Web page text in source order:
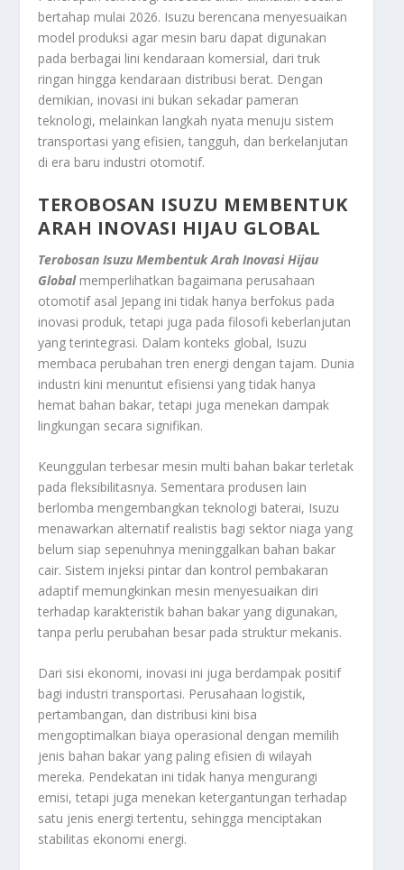
bertahap mulai 2026. Isuzu berencana menyesuaikan
model produksi agar mesin baru dapat digunakan
pada berbagai lini kendaraan komersial, dari truk
ringan hingga kendaraan distribusi berat. Dengan
demikian, inovasi ini bukan sekadar pameran
teknologi, melainkan langkah nyata menuju sistem
transportasi yang efisien, tangguh, dan berkelanjutan
di era baru industri otomotif.
TEROBOSAN ISUZU MEMBENTUK
ARAH INOVASI HIJAU GLOBAL
Terobosan Isuzu Membentuk Arah Inovasi Hijau
Globalmemperlihatkan bagaimana perusahaan
otomotif asal Jepang ini tidak hanya berfokus pada
inovasi produk, tetapi juga pada filosofi keberlanjutan
yang terintegrasi. Dalam konteks global, Isuzu
membaca perubahan tren energi dengan tajam. Dunia
industri kini menuntut efisiensi yang tidak hanya
hemat bahan bakar, tetapi juga menekan dampak
lingkungan secara signifikan.
Keunggulan terbesar mesin multi bahan bakar terletak
pada fleksibilitasnya. Sementara produsen lain
berlomba mengembangkan teknologi baterai, Isuzu
menawarkan alternatif realistis bagi sektor niaga yang
belum siap sepenuhnya meninggalkan bahan bakar
cair. Sistem injeksi pintar dan kontrol pembakaran
adaptif memungkinkan mesin menyesuaikan diri
terhadap karakteristik bahan bakar yang digunakan,
tanpa perlu perubahan besar pada struktur mekanis.
Dari sisi ekonomi, inovasi ini juga berdampak positif
bagi industri transportasi. Perusahaan logistik,
pertambangan, dan distribusi kini bisa
mengoptimalkan biaya operasional dengan memilih
jenis bahan bakar yang paling efisien di wilayah
mereka. Pendekatan ini tidak hanya mengurangi
emisi, tetapi juga menekan ketergantungan terhadap
satu jenis energi tertentu, sehingga menciptakan
stabilitas ekonomi energi.